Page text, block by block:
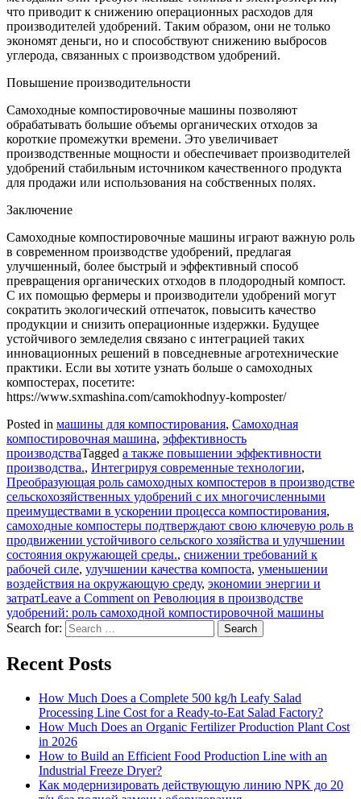
что приводит к снижению операционных расходов для
производителей удобрений. Таким образом, они не только
экономят деньги, но и способствуют снижению выбросов
углерода, связанных с производством удобрений.
Повышение производительности
Самоходные компостировочные машины позволяют
обрабатывать большие объемы органических отходов за
короткие промежутки времени. Это увеличивает
производственные мощности и обеспечивает производителей
удобрений стабильным источником качественного продукта
для продажи или использования на собственных полях.
Заключение
Самоходные компостировочные машины играют важную роль
в современном производстве удобрений, предлагая
улучшенный, более быстрый и эффективный способ
превращения органических отходов в плодородный компост.
С их помощью фермеры и производители удобрений могут
сократить экологический отпечаток, повысить качество
продукции и снизить операционные издержки. Будущее
устойчивого земледелия связано с интеграцией таких
инновационных решений в повседневные агротехнические
практики. Если вы хотите узнать больше о самоходных
компостерах, посетите:
https://www.sxmashina.com/camokhodnyy-komposter/
Posted in машины для компостирования, Самоходная
компостировочная машина, эффективность
производстваTagged а также повышении эффективности
производства., Интегрируя современные технологии,
Преобразующая роль самоходных компостеров в производстве
сельскохозяйственных удобрений с их многочисленными
преимуществами в ускорении процесса компостирования,
самоходные компостеры подтверждают свою ключевую роль в
продвижении устойчивого сельского хозяйства и улучшении
состояния окружающей среды., снижении требований к
рабочей силе, улучшении качества компоста, уменьшении
воздействия на окружающую среду, экономии энергии и
затратLeave a Comment on Революция в производстве
удобрений: роль самоходной компостировочной машины
Search for:
Recent Posts
How Much Does a Complete 500 kg/h Leafy Salad
Processing Line Cost for a Ready-to-Eat Salad Factory?
How Much Does an Organic Fertilizer Production Plant Cost
in 2026
How to Build an Efficient Food Production Line with an
Industrial Freeze Dryer?
Как модернизировать действующую линию NPK до 20